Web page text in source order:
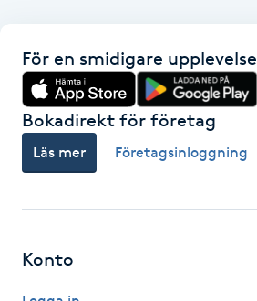
Idrottsmassage
IR-massage
För en smidigare upplevelse
Bokadirekt för företag
Läs mer Företagsinloggning
Konto